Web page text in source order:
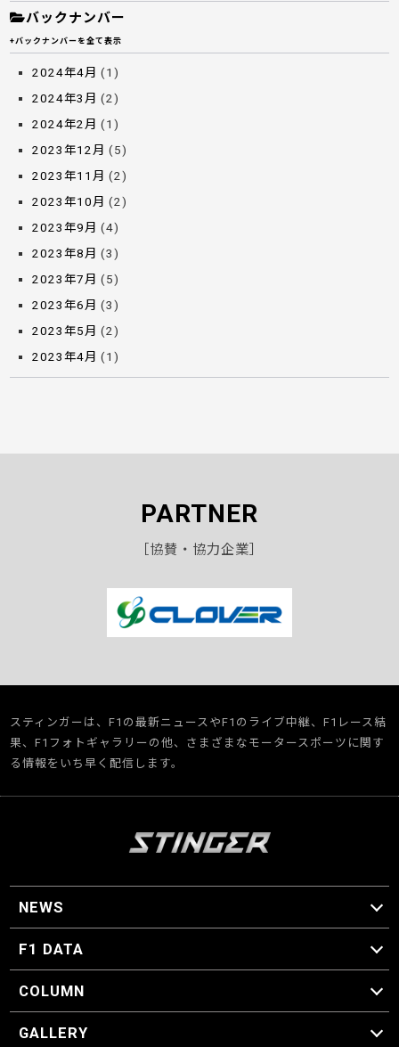
バックナンバー
+バックナンバーを全て表示
2024年4月 (1)
2024年3月 (2)
2024年2月 (1)
2023年12月 (5)
2023年11月 (2)
2023年10月 (2)
2023年9月 (4)
2023年8月 (3)
2023年7月 (5)
2023年6月 (3)
2023年5月 (2)
2023年4月 (1)
PARTNER
［協賛・協力企業］
スティンガーは、F1の最新ニュースやF1のライブ中継、F1レース結
果、F1フォトギャラリーの他、さまざまなモータースポーツに関す
る情報をいち早く配信します。
NEWS
F1 ニュース
F1 DATA
F1 日程
F1 データ
COLUMN
マイ・ワンダフル・サーキット
スクーデリア・一方通行
F1に燃え、ゴルフに泣く日々。
スティングくんの部屋
GALLERY